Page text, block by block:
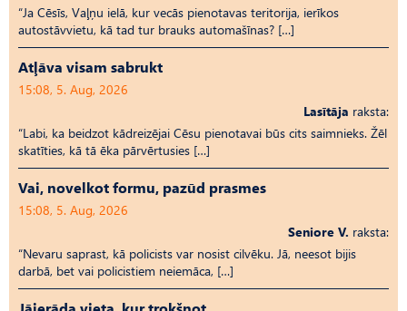
“Ja Cēsīs, Vaļņu ielā, kur vecās pienotavas teritorija, ierīkos
autostāvvietu, kā tad tur brauks automašīnas? […]
Atļāva visam sabrukt
15:08, 5. Aug, 2026
Lasītāja raksta:
“Labi, ka beidzot kādreizējai Cēsu pienotavai būs cits saimnieks. Žēl
skatīties, kā tā ēka pārvērtusies […]
Vai, novelkot formu, pazūd prasmes
15:08, 5. Aug, 2026
Seniore V. raksta:
“Nevaru saprast, kā policists var nosist cilvēku. Jā, neesot bijis
darbā, bet vai policistiem neiemāca, […]